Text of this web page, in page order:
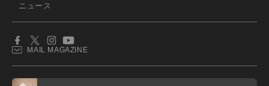
ニュース
MAIL MAGAZINE